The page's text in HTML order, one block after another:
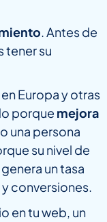
. Antes de
tener su
en Europa y otras
porque mejora
una persona
su nivel de
un tasa
conversiones.
en tu web, un